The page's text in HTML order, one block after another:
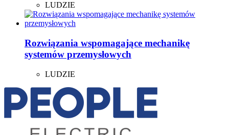
LUDZIE
Rozwiązania wspomagające mechanikę
systemów przemysłowych
LUDZIE